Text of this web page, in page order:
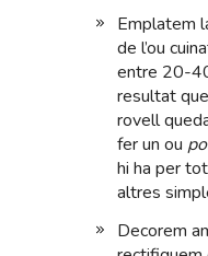
Emplatem
de l’ou
entre 20-
resultat
rovell
fer un ou
hi ha per
altres
Decorem